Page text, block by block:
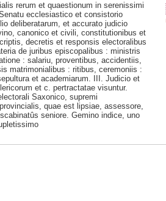
rerum et quaestionum in serenissimi
ecclesiastico et consistorio
deliberatarum, et accurato judicio
canonico et civili, constitutionibus et
decretis et responsis electoralibus
de juribus episcopalibus : ministris
: salariu, proventibus, accidentiis,
matrimonialibus : ritibus, ceremoniis :
et academiarum. III. Judicio et
et c. pertractatae visuntur.
Saxonico, supremi
quae est lipsiae, assessore,
seniore. Gemino indice, uno